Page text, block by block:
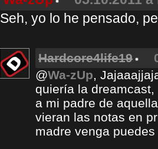
Seh, yo lo he pensado,
Hardcore4life19
@Wa-zUp,
quiería la
a mi padre de
vieran las notas en
madre venga